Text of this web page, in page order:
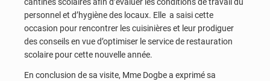
personnel et d’hygiène des locaux. Elle a saisi cette
occasion pour rencontrer les cuisinières et leur prodiguer
des conseils en vue d’optimiser le service de restauration
scolaire pour cette nouvelle année.
En conclusion de sa visite, Mme Dogbe a exprimé sa